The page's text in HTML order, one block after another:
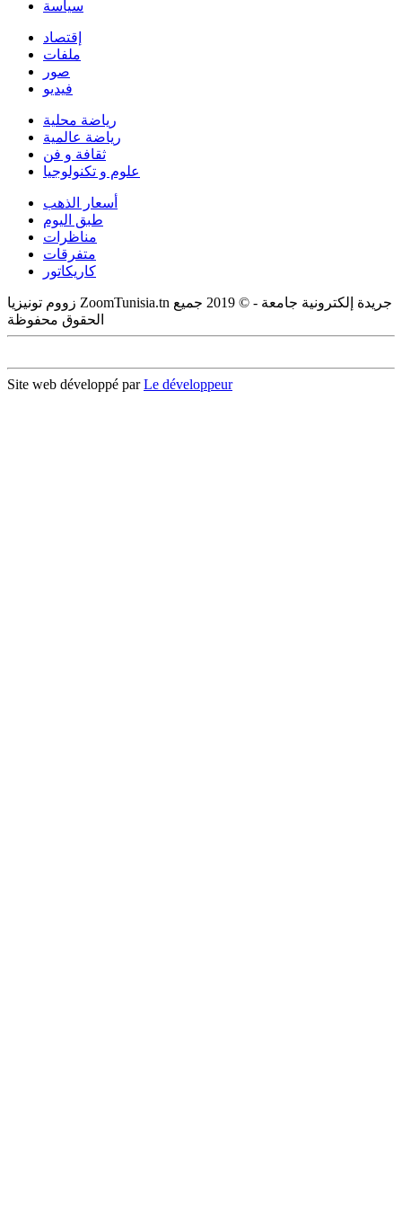
سياسة
إقتصاد
ملفات
صور
فيديو
رياضة محلية
رياضة عالمية
ثقافة و فن
علوم و تكنولوجيا
أسعار الذهب
طبق اليوم
مناظرات
متفرقات
كاريكاتور
زووم تونيزيا ZoomTunisia.tn جريدة إلكترونية جامعة - © 2019 جميع
الحقوق محفوظة
Site web développé parLe développeur